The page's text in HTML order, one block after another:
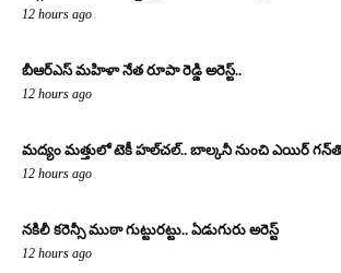
12 hours ago
బీఆర్ఎస్ మహిళా నేత రూపా రెడ్డి అరెస్ట్..
12 hours ago
మద్యం మత్తులో టెకీ హల్‌చల్.. బాల్కనీ నుంచి ఎయిర్ గన్‌తో
12 hours ago
నకిలీ కరెన్సీ ముఠా గుట్టురట్టు.. ఏడుగురు అరెస్ట్
12 hours ago